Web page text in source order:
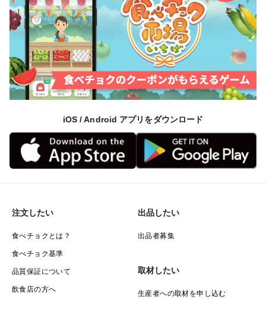
iOS / Android アプリをダウンロード
注文したい
食べチョクとは？
食べチョク基準
品質保証について
飲食店の方へ
出品したい
出品者募集
取材したい
生産者への取材を申し込む